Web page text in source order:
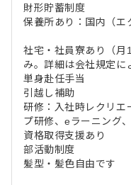
財形貯蓄制度
保養所あり：国内（エ
社宅・社員寮あり（月
み。詳細は会社規定に
単身赴任手当
引越し補助
研修：入社時レクリエ
プ研修、eラーニング
資格取得支援あり
部活動制度
髪型・髪色自由です